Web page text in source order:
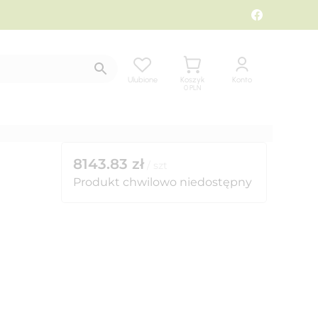
Ulubione
Koszyk
0 PLN
Konto
8143.83 zł
Produkt chwilowo niedostępny